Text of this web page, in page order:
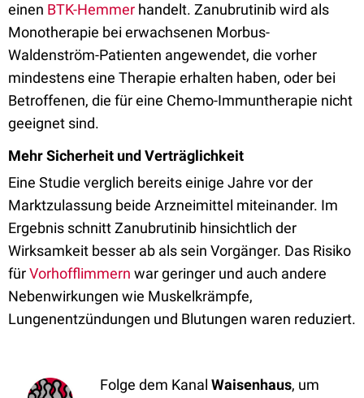
einen BTK-Hemmer handelt. Zanubrutinib wird als
Monotherapie bei erwachsenen Morbus-
Waldenström-Patienten angewendet, die vorher
mindestens eine Therapie erhalten haben, oder bei
Betroffenen, die für eine Chemo-Immuntherapie nicht
geeignet sind.
Mehr Sicherheit und Verträglichkeit
Eine Studie verglich bereits einige Jahre vor der
Marktzulassung beide Arzneimittel miteinander. Im
Ergebnis schnitt Zanubrutinib hinsichtlich der
Wirksamkeit besser ab als sein Vorgänger. Das Risiko
fürVorhofflimmern war geringer und auch andere
Nebenwirkungen wie Muskelkrämpfe,
Lungenentzündungen und Blutungen waren reduziert.
Folge dem Kanal Waisenhaus, um